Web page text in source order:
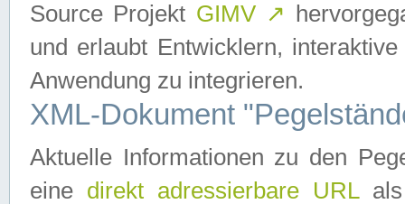
Source Projekt GIMV ↗
und erlaubt Entwicklern,
Anwendung zu integrieren.
XML-Dokument
Aktuelle Informationen zu den
eine direkt adressierbare URLals